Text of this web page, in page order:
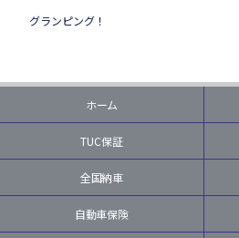
グランピング！
ホーム
TUC保証
全国納車
自動車保険